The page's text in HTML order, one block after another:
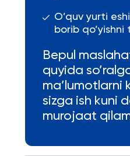
O’quv yurti
borib
Bepul
quyida
ma’lumotlarni
sizga ish kuni
murojaat